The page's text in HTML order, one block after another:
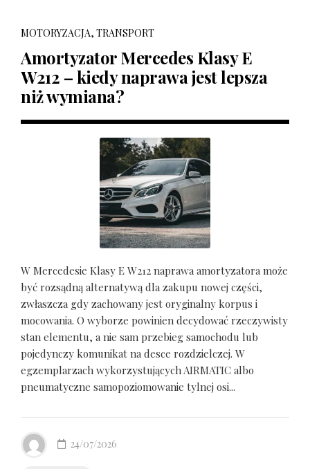
MOTORYZACJA, TRANSPORT
Amortyzator Mercedes Klasy E
W212 – kiedy naprawa jest lepsza
niż wymiana?
W Mercedesie Klasy E W212 naprawa amortyzatora może
być rozsądną alternatywą dla zakupu nowej części,
zwłaszcza gdy zachowany jest oryginalny korpus i
mocowania. O wyborze powinien decydować rzeczywisty
stan elementu, a nie sam przebieg samochodu lub
pojedynczy komunikat na desce rozdzielczej. W
egzemplarzach wykorzystujących AIRMATIC albo
pneumatyczne samopoziomowanie tylnej osi...
24/07/2026